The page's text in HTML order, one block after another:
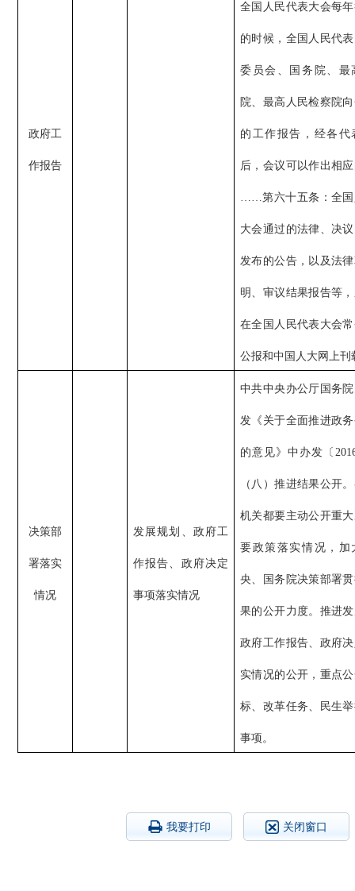
政府工
作报告
全国人民代表大会每
的时候，全国人民代
委员会、国务院、最
院、最高人民检察院
的工作报告，经各代
后，会议可以作出相
……第六十五条：全国
大会通过的法律、决
发布的公告，以及法
明、审议结果报告等
在全国人民代表大会
公报和中国人大网上刊
决策部
署落实
情况
发展规划、政府工
作报告、政府决定
事项落实情况
中共中央办公厅国务
发《关于全面推进政
的意见》中办发 〔
（八）推进结果公开
机关都要主动公开重
要政策落实情况，加
央、国务院决策部署
果的公开力度。推进
政府工作报告、政府
实情况的公开，重点
标、改革任务、民生
事项。
我要打印 关闭窗口